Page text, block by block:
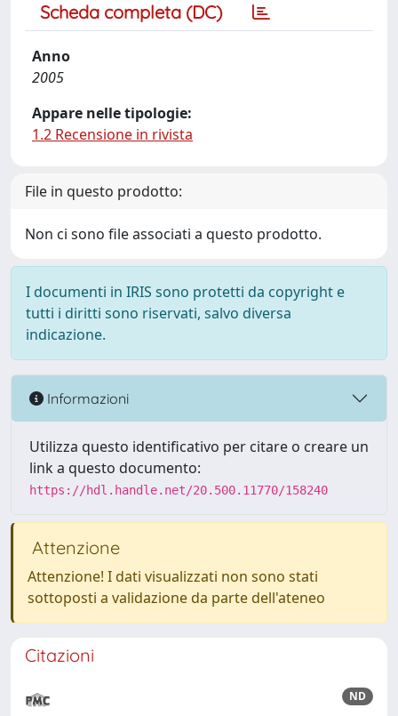
Scheda completa (DC)
Anno
2005
Appare nelle tipologie:
1.2 Recensione in rivista
File in questo prodotto:
Non ci sono file associati a questo prodotto.
I documenti in IRIS sono protetti da copyright e
tutti i diritti sono riservati, salvo diversa
indicazione.
Informazioni
Utilizza questo identificativo per citare o creare un
link a questo documento:
https://hdl.handle.net/20.500.11770/158240
Attenzione
Attenzione! I dati visualizzati non sono stati
sottoposti a validazione da parte dell'ateneo
Citazioni
ND